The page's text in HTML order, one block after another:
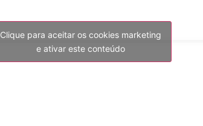
Clique para aceitar os cookies marketing
e ativar este conteúdo